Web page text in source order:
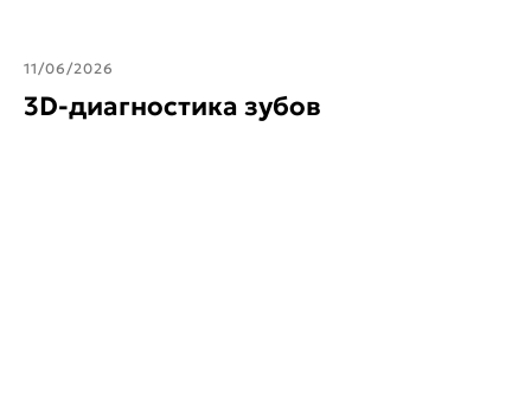
11/06/2026
3D-диагностика зубов